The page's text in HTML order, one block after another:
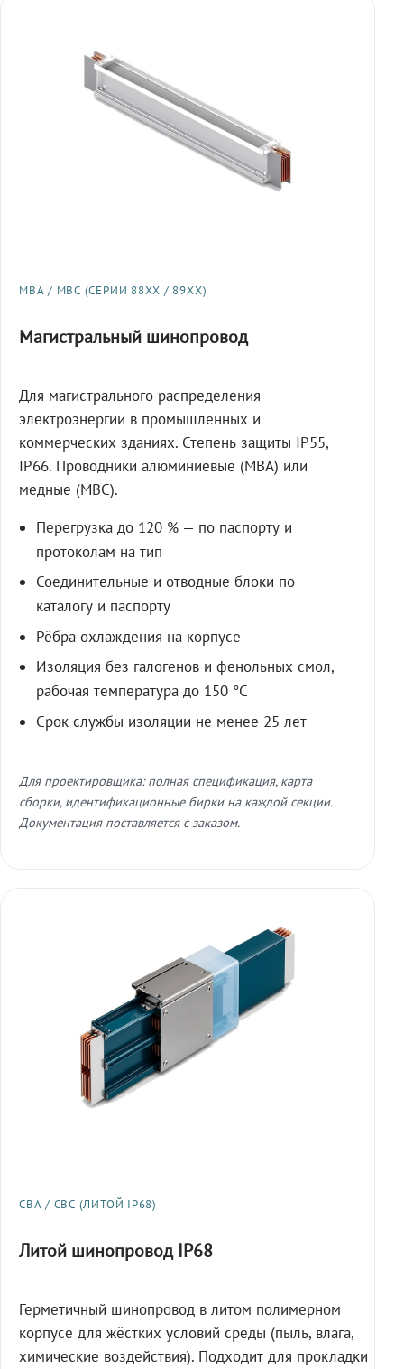
МВА / МВС (СЕРИИ 88XX / 89XX)
Магистральный шинопровод
Для магистрального распределения
электроэнергии в промышленных и
коммерческих зданиях. Степень защиты IP55,
IP66. Проводники алюминиевые (МВА) или
медные (МВС).
Перегрузка до 120 % — по паспорту и
протоколам на тип
Соединительные и отводные блоки по
каталогу и паспорту
Рёбра охлаждения на корпусе
Изоляция без галогенов и фенольных смол,
рабочая температура до 150 °C
Срок службы изоляции не менее 25 лет
Для проектировщика: полная спецификация, карта
сборки, идентификационные бирки на каждой секции.
Документация поставляется с заказом.
СВА / СВС (ЛИТОЙ IP68)
Литой шинопровод IP68
Герметичный шинопровод в литом полимерном
корпусе для жёстких условий среды (пыль, влага,
химические воздействия). Подходит для прокладки